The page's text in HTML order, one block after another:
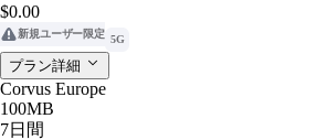
$0.00
新規ユーザー限定 5G
プラン詳細
Corvus Europe
100MB
7日間